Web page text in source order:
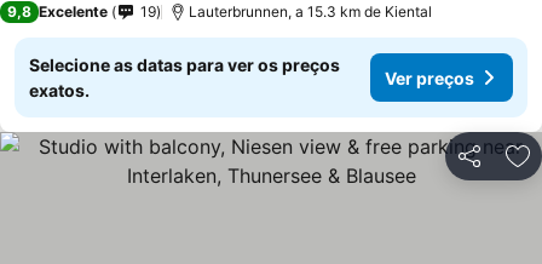
9,8 Excelente 19 Lauterbrunnen, a 15.3 km de Kiental
Selecione as datas para ver os preços
exatos.
Ver preços
Partilhar